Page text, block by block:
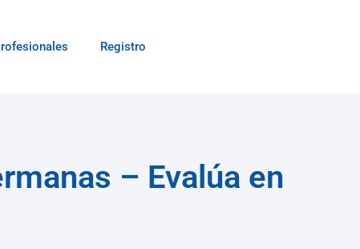
Registro
– Evalúa en